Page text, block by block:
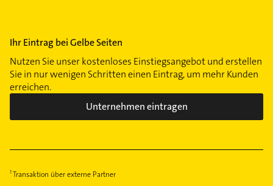
Ihr Eintrag bei Gelbe Seiten
Nutzen Sie unser kostenloses Einstiegsangebot und erstellen
Sie in nur wenigen Schritten einen Eintrag, um mehr Kunden
erreichen.
Unternehmen eintragen
Transaktion über externe Partner